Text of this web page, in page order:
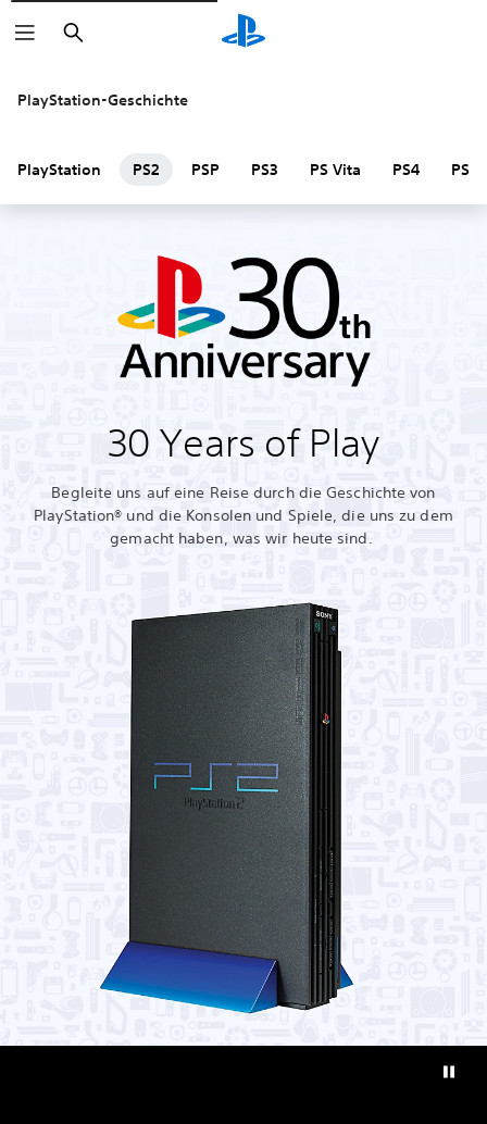
Suchen
PlayStation-Geschichte
PlayStation PS2 PSP PS3 PS Vita PS4 PS
30 Years of Play
Begleite uns auf eine Reise durch die Geschichte von
PlayStation® und die Konsolen und Spiele, die uns zu dem
gemacht haben, was wir heute sind.